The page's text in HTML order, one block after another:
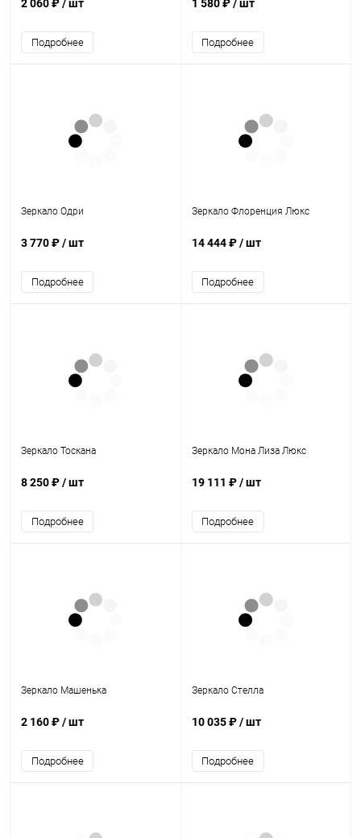
2 060 ₽/ шт
Подробнее
1 580 ₽/ шт
Подробнее
Зеркало Одри
3 770 ₽/ шт
Подробнее
Зеркало Флоренция Люкс
14 444 ₽/ шт
Подробнее
Зеркало Тоскана
8 250 ₽/ шт
Подробнее
Зеркало Мона Лиза Люкс
19 111 ₽/ шт
Подробнее
Зеркало Машенька
2 160 ₽/ шт
Подробнее
Зеркало Стелла
10 035 ₽/ шт
Подробнее